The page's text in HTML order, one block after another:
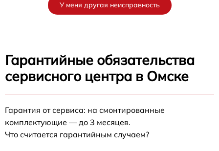
У меня другая неисправность
Гарантийные обязательства
сервисного центра в Омске
Гарантия от сервиса: на смонтированные
комплектующие — до 3 месяцев.
Что считается гарантийным случаем?